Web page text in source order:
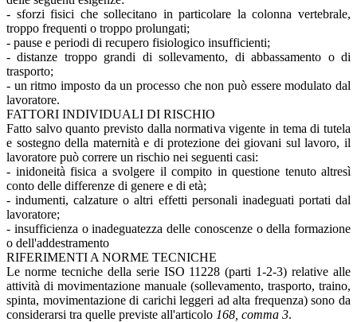
- sforzi fisici che sollecitano in particolare la colonna vertebrale,
troppo frequenti o troppo prolungati;
- pause e periodi di recupero fisiologico insufficienti;
- distanze troppo grandi di sollevamento, di abbassamento o di
trasporto;
- un ritmo imposto da un processo che non può essere modulato dal
lavoratore.
FATTORI INDIVIDUALI DI RISCHIO
Fatto salvo quanto previsto dalla normativa vigente in tema di tutela
e sostegno della maternità e di protezione dei giovani sul lavoro, il
lavoratore può correre un rischio nei seguenti casi:
- inidoneità fisica a svolgere il compito in questione tenuto altresì
conto delle differenze di genere e di età;
- indumenti, calzature o altri effetti personali inadeguati portati dal
lavoratore;
- insufficienza o inadeguatezza delle conoscenze o della formazione
o dell'addestramento
RIFERIMENTI A NORME TECNICHE
Le norme tecniche della serie ISO 11228 (parti 1-2-3) relative alle
attività di movimentazione manuale (sollevamento, trasporto, traino,
spinta, movimentazione di carichi leggeri ad alta frequenza) sono da
considerarsi tra quelle previste all'articolo 168, comma 3.